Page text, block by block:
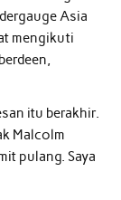
Asia
mengikuti
itu berakhir.
Malcolm
pulang. Saya